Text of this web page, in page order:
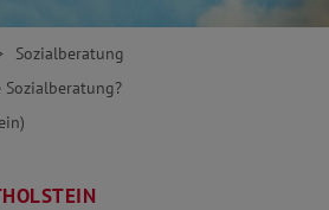
Sozialberatung
Sozialberatung?